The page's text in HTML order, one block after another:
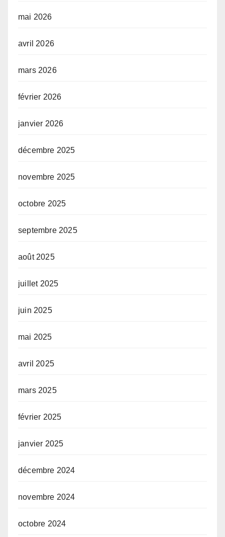
mai 2026
avril 2026
mars 2026
février 2026
janvier 2026
décembre 2025
novembre 2025
octobre 2025
septembre 2025
août 2025
juillet 2025
juin 2025
mai 2025
avril 2025
mars 2025
février 2025
janvier 2025
décembre 2024
novembre 2024
octobre 2024